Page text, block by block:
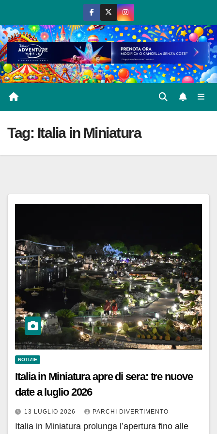
al
contenuto
Tag: Italia in Miniatura
NOTIZIE
Italia in Miniatura apre di sera: tre nuove
date a luglio 2026
13 LUGLIO 2026 PARCHI DIVERTIMENTO
Italia in Miniatura prolunga l’apertura fino alle